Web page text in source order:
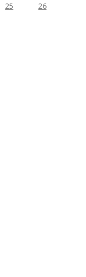
25
26